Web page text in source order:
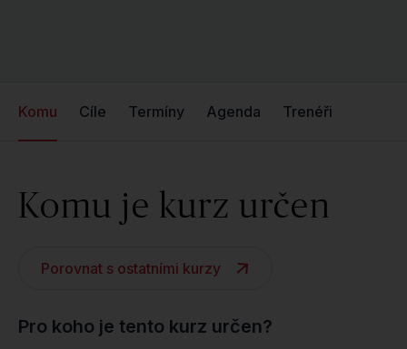
Komu Cíle Termíny Agenda Trenéři
Komu je kurz určen
Porovnat s ostatními kurzy
Pro koho je tento kurz určen?